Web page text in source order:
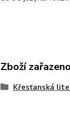
Zboží
Křesťanská